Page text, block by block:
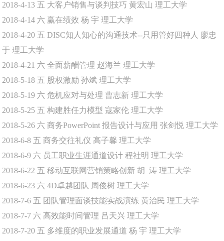
2018-4-13 五 大客户销售与谈判技巧 黄宏山 理工大学
2018-4-14 六 赢在绩效 杨 宇 理工大学
2018-4-20 五 DISC知人知心的沟通技术--只用管好四种人
廖忠
于 理工大学
2018-4-21 六 全面薪酬管理 赵海兰 理工大学
2018-5-18 五 股权激励 孙斌 理工大学
2018-5-19 六 危机应对与处理 曹志新 理工大学
2018-5-25 五 构建胜任力模型 寇家伦 理工大学
2018-5-26 六 商务PowerPoint 报告设计与应用 张剑悦 理工大学
2018-6-8 五 商务交往礼仪 高子馨 理工大学
2018-6-9 六 员工职业生涯通道设计 程社明 理工大学
2018-6-22 五 移动互联网营销策略创新 胡 涛 理工大学
2018-6-23 六 4D卓越团队 周俊树 理工大学
2018-7-6 五 团队管理面谈技能实战演练 黄治民 理工大学
2018-7-7 六 高效能时间管理 吕天兴 理工大学
2018-7-20 五 多维度的职业发展通道 杨 宇 理工大学